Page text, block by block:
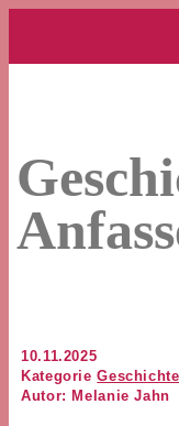
10.11.2025
KategorieGeschichte
Autor: Melanie Jahn